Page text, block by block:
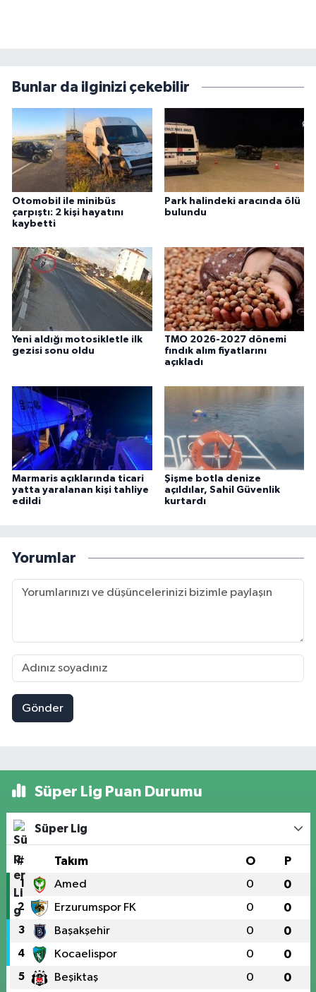
Bunlar da ilginizi çekebilir
Otomobil ile minibüs
çarpıştı: 2 kişi hayatını
kaybetti
Park halindeki aracında ölü
bulundu
Yeni aldığı motosikletle ilk
gezisi sonu oldu
TMO 2026-2027 dönemi
fındık alım fiyatlarını
açıkladı
Marmaris açıklarında ticari
yatta yaralanan kişi tahliye
edildi
Şişme botla denize
açıldılar, Sahil Güvenlik
kurtardı
Yorumlar
Gönder
Süper Lig Puan Durumu
Süper Lig
# Takım O P
1 Amed 0 0
2 Erzurumspor FK 0 0
3 Başakşehir 0 0
4 Kocaelispor 0 0
5 Beşiktaş 0 0